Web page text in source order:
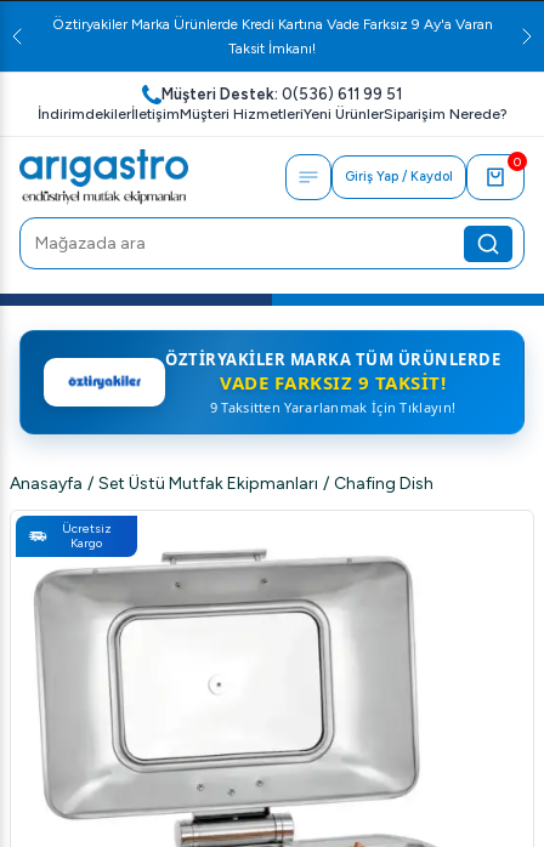
Öztiryakiler Marka Ürünlerde Kredi Kartına Vade Farksız 9 Ay'a Varan
Taksit İmkanı!
Müşteri Destek: 0(536) 611 99 51
İndirimdekilerİletişimMüşteri HizmetleriYeni ÜrünlerSiparişim Nerede?
Giriş Yap / Kaydol
0
ÖZTIRYAKILER MARKA TÜM ÜRÜNLERDE
VADE FARKSIZ 9 TAKSIT!
9 Taksitten Yararlanmak İçin Tıklayın!
Anasayfa / Set Üstü Mutfak Ekipmanları / Chafing Dish
Ücretsiz
Kargo